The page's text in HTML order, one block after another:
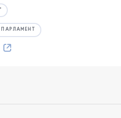
ПАРЛАМЕНТ